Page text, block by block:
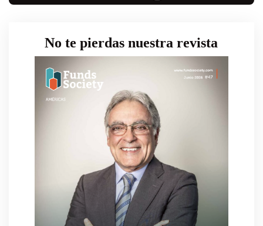
No te pierdas nuestra revista